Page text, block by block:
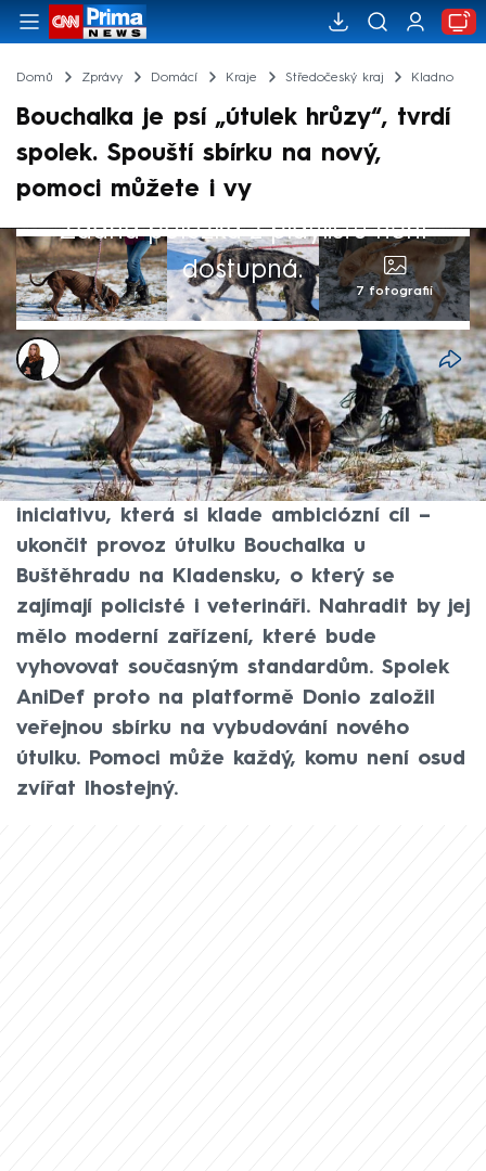
Domů Zprávy Domácí Kraje Středočeský kraj Kladno
Bouchalka je psí „útulek hrůzy“, tvrdí
spolek. Spouští sbírku na nový,
pomoci můžete i vy
Žádná položka z playlistu není
dostupná.
7 fotografií
Michaela Bartošová
22. bře 2026, 05:30
Středočeský kraj dlouhodobě čelí problému
s nedostatečnými kapacitami pro opuštěná
a týraná zvířata. Situace nyní vyústila v
iniciativu, která si klade ambiciózní cíl –
ukončit provoz útulku Bouchalka u
Buštěhradu na Kladensku, o který se
zajímají policisté i veterináři. Nahradit by jej
mělo moderní zařízení, které bude
vyhovovat současným standardům. Spolek
AniDef proto na platformě Donio založil
veřejnou sbírku na vybudování nového
útulku. Pomoci může každý, komu není osud
zvířat lhostejný.